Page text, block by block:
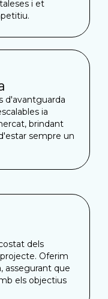
i et
d'avantguarda
ia
brindant
sempre un
dels
Oferim
assegurant que
els objectius